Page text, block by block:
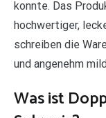
konnte. Das
hochwertiger,
schreiben die
und angenehm
Was ist